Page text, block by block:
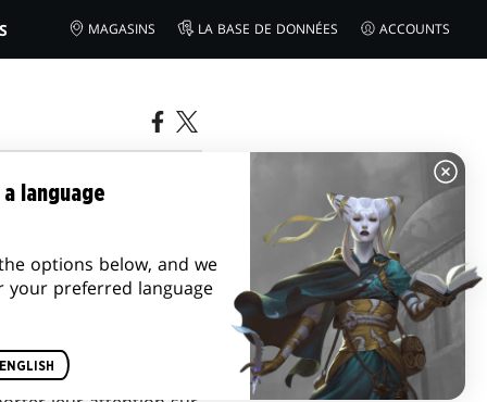
MAGASINS LA BASE DE DONNÉES ACCOUNTS
language
options below, and we
your preferred language
ENGLISH